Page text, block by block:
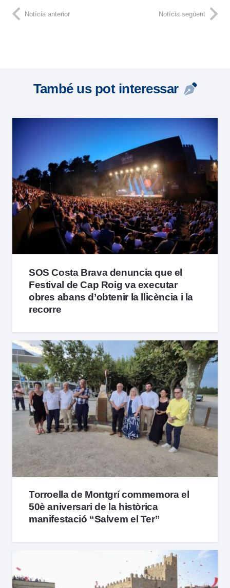
Notícia anterior Notícia següent
També us pot interessar
SOS Costa Brava denuncia que el
Festival de Cap Roig va executar
obres abans d’obtenir la llicència i la
recorre
Torroella de Montgrí commemora el
50è aniversari de la històrica
manifestació “Salvem el Ter”